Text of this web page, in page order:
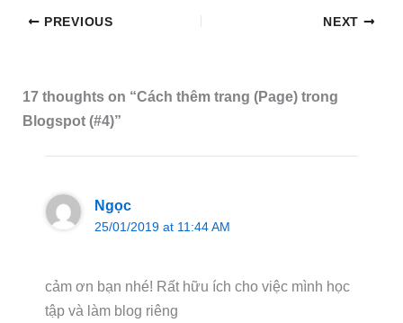
PREVIOUS NEXT
17 thoughts on “Cách thêm trang (Page) trong
Blogspot (#4)”
Ngọc
25/01/2019 at 11:44 AM
cảm ơn bạn nhé! Rất hữu ích cho việc mình học
tập và làm blog riêng